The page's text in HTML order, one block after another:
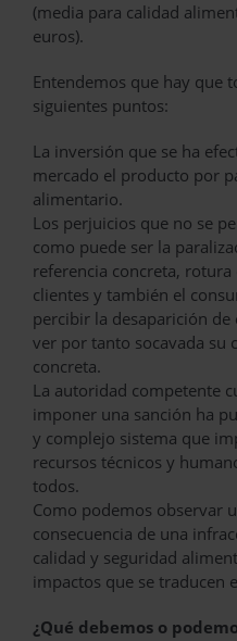
(media para calidad
euros).
Entendemos que hay que
siguientes puntos:
La inversión que se ha
mercado el producto por
alimentario.
Los perjuicios que no se
como puede ser la
referencia concreta,
clientes y también el
percibir la desaparición
ver por tanto socavada su
concreta.
La autoridad competente
imponer una sanción ha
y complejo sistema que
recursos técnicos y
todos.
Como podemos observar
consecuencia de una
calidad y seguridad
impactos que se traducen
¿Qué debemos o